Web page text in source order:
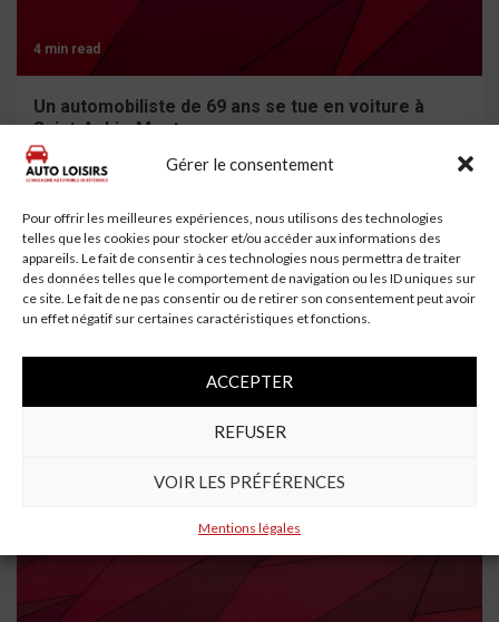
Gérer le consentement
Pour offrir les meilleures expériences, nous utilisons des technologies
telles que les cookies pour stocker et/ou accéder aux informations des
appareils. Le fait de consentir à ces technologies nous permettra de traiter
des données telles que le comportement de navigation ou les ID uniques sur
ce site. Le fait de ne pas consentir ou de retirer son consentement peut avoir
un effet négatif sur certaines caractéristiques et fonctions.
ACCEPTER
REFUSER
VOIR LES PRÉFÉRENCES
Mentions légales
4 min read
Un automobiliste de 69 ans se tue en voiture à
Saint-Aubin-Montenoy
Polestar Banni des États-Unis : La Guerre des
Voitures Connectées Commence